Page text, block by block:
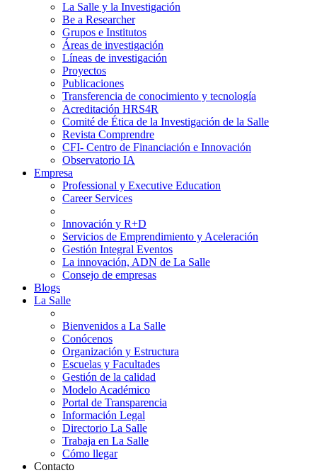
La Salle y la Investigación
Be a Researcher
Grupos e Institutos
Áreas de investigación
Líneas de investigación
Proyectos
Publicaciones
Transferencia de conocimiento y tecnología
Acreditación HRS4R
Comité de Ética de la Investigación de la Salle
Revista Comprendre
CFI- Centro de Financiación e Innovación
Observatorio IA
Empresa
Professional y Executive Education
Career Services
Innovación y R+D
Servicios de Emprendimiento y Aceleración
Gestión Integral Eventos
La innovación, ADN de La Salle
Consejo de empresas
Blogs
La Salle
Bienvenidos a La Salle
Conócenos
Organización y Estructura
Escuelas y Facultades
Gestión de la calidad
Modelo Académico
Portal de Transparencia
Información Legal
Directorio La Salle
Trabaja en La Salle
Cómo llegar
Contacto